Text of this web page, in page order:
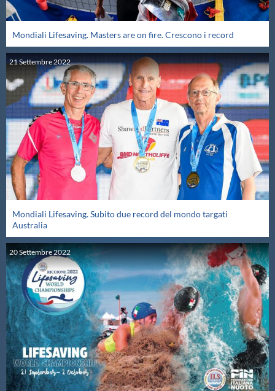
Propaganda
Centri Federali
Area Legislativa
Protezione Civile
Qualità
Sostenibilità
Privacy
Cookie Policy
Archivio News
Flash News
Mondiali Lifesaving. Masters are on fire. Crescono i record
21Settembre 2022
Mondiali Lifesaving. Subito due record del mondo targati
Australia
20Settembre2022